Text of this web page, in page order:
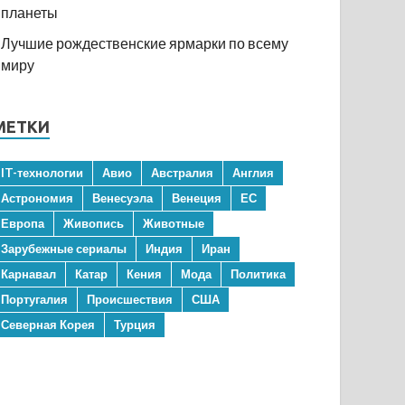
планеты
Лучшие рождественские ярмарки по всему
миру
IT-технологии Авио Австралия
Англия
Астрономия
Венесуэла Венеция
ЕС
Европа
Живопись
Животные
Зарубежные сериалы
Индия
Иран
Карнавал
Катар Кения Мода
Политика
Португалия
Происшествия
США
Северная Корея
Турция